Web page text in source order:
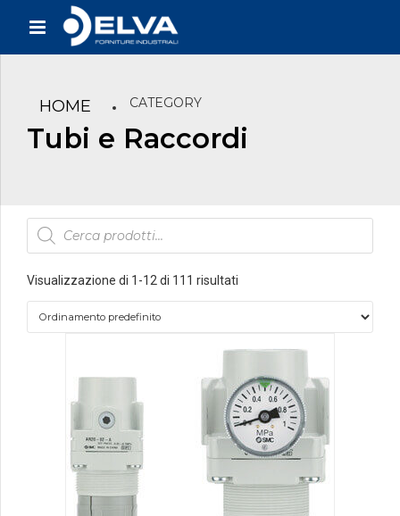
HOME CATEGORY
Tubi e Raccordi
Products
search
Visualizzazione di 1-12 di 111 risultati